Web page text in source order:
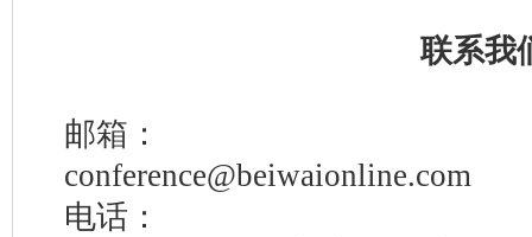
联系我
邮箱：
conference@beiwaionline.com
电话：